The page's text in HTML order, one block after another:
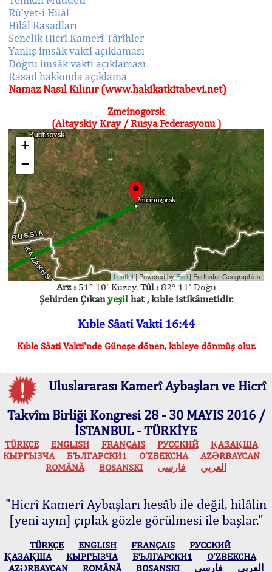
Rü'yet-i Hilâl
Hilâl Rasadları
Senelik Hicrî Kamerî Târîhler
Yanlış imsâk vakti açıklaması
Doğru imsâk vakti açıklaması
Rasad hakkında açıklama
Namaz Nasıl Kılınır (www.hakikatkitabevi.net)
Zmeinogorsk
(Altayskiy Kray / Rusya Federasyonu )
+
−
Leaflet| Powered byEsri | Earthstar Geographics
Arz :51° 10' Kuzey, Tûl :82° 11' Doğu
Şehirden Çıkanyeşilhat , kıble istikâmetidir.
Kıble Sâati Vakti 16:44
Kıble Sâati Vakti'nde Güneşe dönen, kıbleye dönmüş olur.
Uluslararası Kamerî Aybaşları ve Hicrî
Takvîm Birliği Kongresi 28 - 30 MAYIS 2016 /
İSTANBUL - TÜRKİYE
TÜRKÇE ENGLISH FRANÇAIS РУССКИЙ
ҚАЗАҚША
КЫPГЫЗЧA
БЪЛГАРСКИ1 O’ZBEKCHA
AZӘRBAYCAN
ROMÂNĂ
BOSANSKI العربي فارسی
"Hicrî Kamerî Aybaşları hesâb ile değil, hilâlin
[yeni ayın] çıplak gözle görülmesi ile başlar."
TÜRKÇE ENGLISH FRANÇAIS
РУССКИЙ
ҚАЗАҚША
КЫPГЫЗЧA БЪЛГАРСКИ1
O’ZBEKCHA
AZӘRBAYCAN
ROMÂNĂ BOSANSKI العربي فارسی